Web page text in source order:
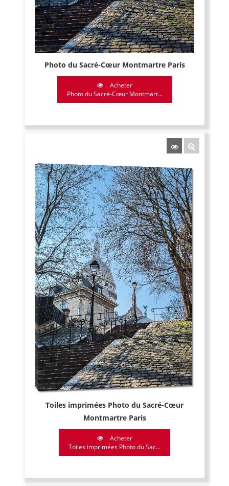
Photo du Sacré-Cœur Montmartre Paris
Acheter
Photo du Sacré-Cœur Montmart...
Toiles imprimées Photo du Sacré-Cœur
Montmartre Paris
Acheter
Toiles imprimées Photo du Sac...